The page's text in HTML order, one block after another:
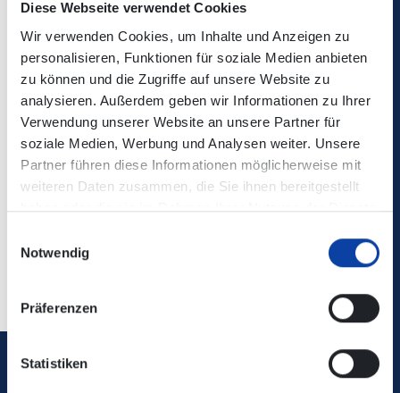
Diese Webseite verwendet Cookies
Wir verwenden Cookies, um Inhalte und Anzeigen zu
personalisieren, Funktionen für soziale Medien anbieten
zu können und die Zugriffe auf unsere Website zu
analysieren. Außerdem geben wir Informationen zu Ihrer
Verwendung unserer Website an unsere Partner für
soziale Medien, Werbung und Analysen weiter. Unsere
Partner führen diese Informationen möglicherweise mit
weiteren Daten zusammen, die Sie ihnen bereitgestellt
haben oder die sie im Rahmen Ihrer Nutzung der Dienste
Notwendig
Präferenzen
Statistiken
Die Änderungen sind nicht in der elektronischen
Verbindungsauskunft enthalten!
Kontaktdaten: Willkommen - Verkehrsbetriebe
Mittelrhein (verkehrsbetriebe-mittelrhein.de)
Zurück